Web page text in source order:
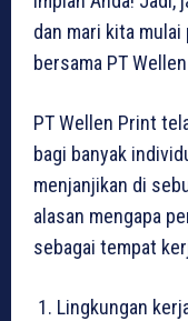
dan mari kita
bersama PT
PT Wellen Print
bagi banyak
menjanjikan di
alasan mengapa
sebagai tempat
Lingkungan